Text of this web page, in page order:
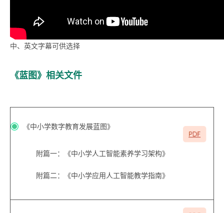
中、英文字幕可供选择
《蓝图》相关文件
《中小学数字教育发展蓝图》
附篇一：《中小学人工智能素养学习架构》
附篇二：《中小学应用人工智能教学指南》